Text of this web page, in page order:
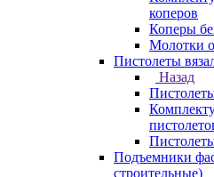
коперов
Коперы
Молотки
Пистолеты
Назад
Подъемники
строительные)